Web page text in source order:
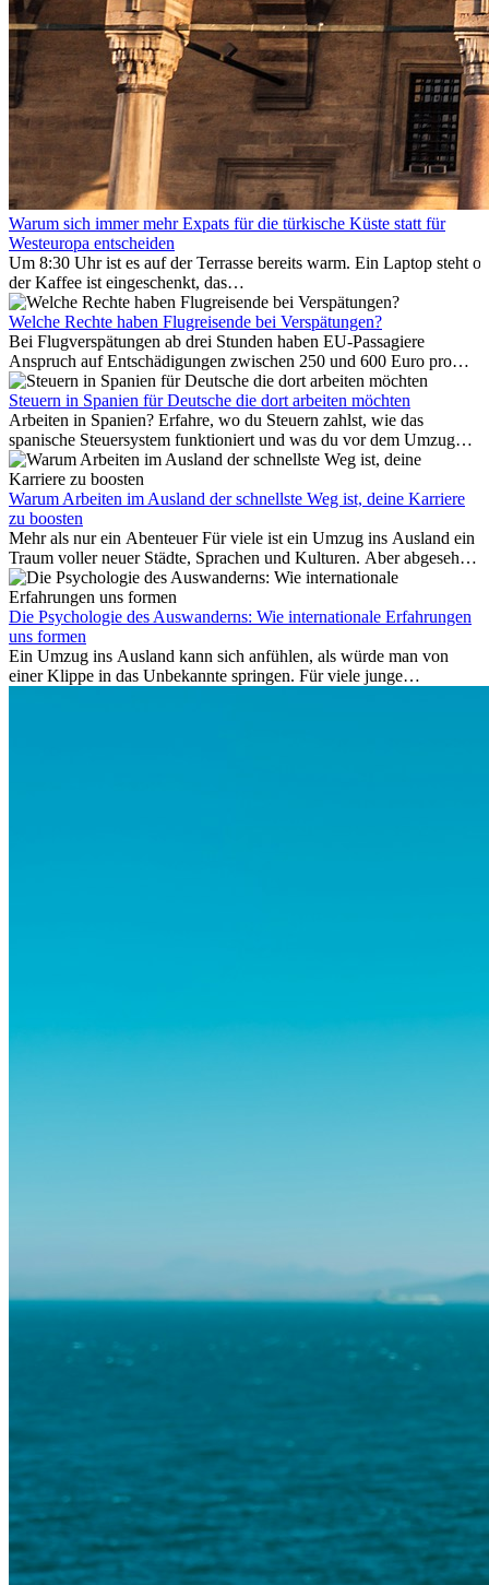
Warum sich immer mehr Expats für die türkische Küste statt für
Westeuropa entscheiden
Um 8:30 Uhr ist es auf der Terrasse bereits warm. Ein Laptop steht
der Kaffee ist eingeschenkt, das
Meer ist nur wenige Meter entfernt. Für viele Expats in
Antalya ist das kein Urlaub. So beginnt ihr Alltag.
Welche Rechte haben Flugreisende bei Verspätungen?
Bei Flugverspätungen ab drei Stunden haben EU-Passagiere
Anspruch auf Entschädigungen zwischen 250 und 600 Euro pro
Person – gestaffelt nach Flugdistanz. Zusätzlich können entstandene
Folgekosten wie Hotelübernachtungen oder verpasste
Anschlussflüge erstattet werden. Bereits ab zwei Stunden
Verspätung muss die Airline Verpflegung und
Kommunikationsmöglichkeiten bereitstellen. Verweigert die
Fluggesellschaft die Zahlung, ist das nicht das letzte Wort:
Schlichtungsstellen und spezialisierte Portale helfen kostenlos oder
auf Provisionsbasis weiter. Ansprüche verjähren in Deutschland erst
nach drei Jahren.
Steuern in Spanien für Deutsche die dort arbeiten möchten
Arbeiten in Spanien? Erfahre, wo du Steuern zahlst, wie das
spanische Steuersystem funktioniert und was du vor dem Umzug
beachten musst.
Warum Arbeiten im Ausland der schnellste Weg ist, deine Karriere
zu boosten
Mehr als nur ein Abenteuer Für viele ist ein Umzug ins Ausland ein
Traum voller neuer Städte, Sprachen und Kulturen. Aber abgesehen
vom Abenteuer ist Arbeiten im...
Die Psychologie des Auswanderns: Wie internationale Erfahrungen
uns formen
Ein Umzug ins Ausland kann sich anfühlen, als würde man von
einer Klippe in das Unbekannte springen. Für viele junge